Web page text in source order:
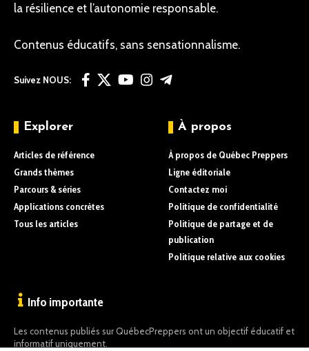
la résilience et l’autonomie responsable.
Contenus éducatifs, sans sensationnalisme.
Suivez NOUS:
Explorer
Articles de référence
Grands thèmes
Parcours & séries
Applications concrètes
Tous les articles
À propos
À propos de Québec Preppers
Ligne éditoriale
Contactez moi
Politique de confidentialité
Politique de partage et de
publication
Politique relative aux cookies
Info importante
Les contenus publiés sur QuébecPreppers ont un objectif éducatif et
informatif uniquement.